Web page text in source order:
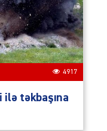
4917
ilə təkbaşına